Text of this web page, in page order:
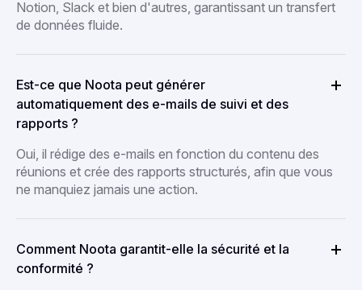
Notion, Slack et bien d'autres, garantissant un transfert
de données fluide.
Est-ce que Noota peut générer
automatiquement des e-mails de suivi et des
rapports ?
Oui, il rédige des e-mails en fonction du contenu des
réunions et crée des rapports structurés, afin que vous
ne manquiez jamais une action.
Comment Noota garantit-elle la sécurité et la
conformité ?